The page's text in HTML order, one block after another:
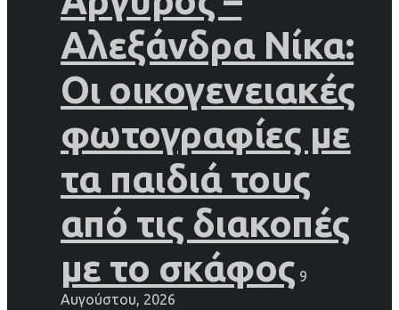
Αλεξάνδρα Νίκα:
Οι οικογενειακές
φωτογραφίες με
τα παιδιά τους
από τις διακοπές
με το σκάφος 9
Αυγούστου, 2026